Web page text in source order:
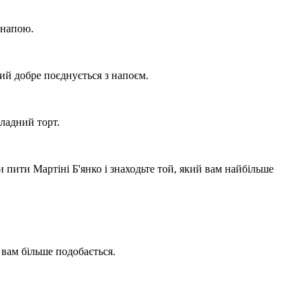
добре поєднується з напоєм.
торт.
Мартіні Б'янко і знаходьте той, який вам найбільше
більше подобається.